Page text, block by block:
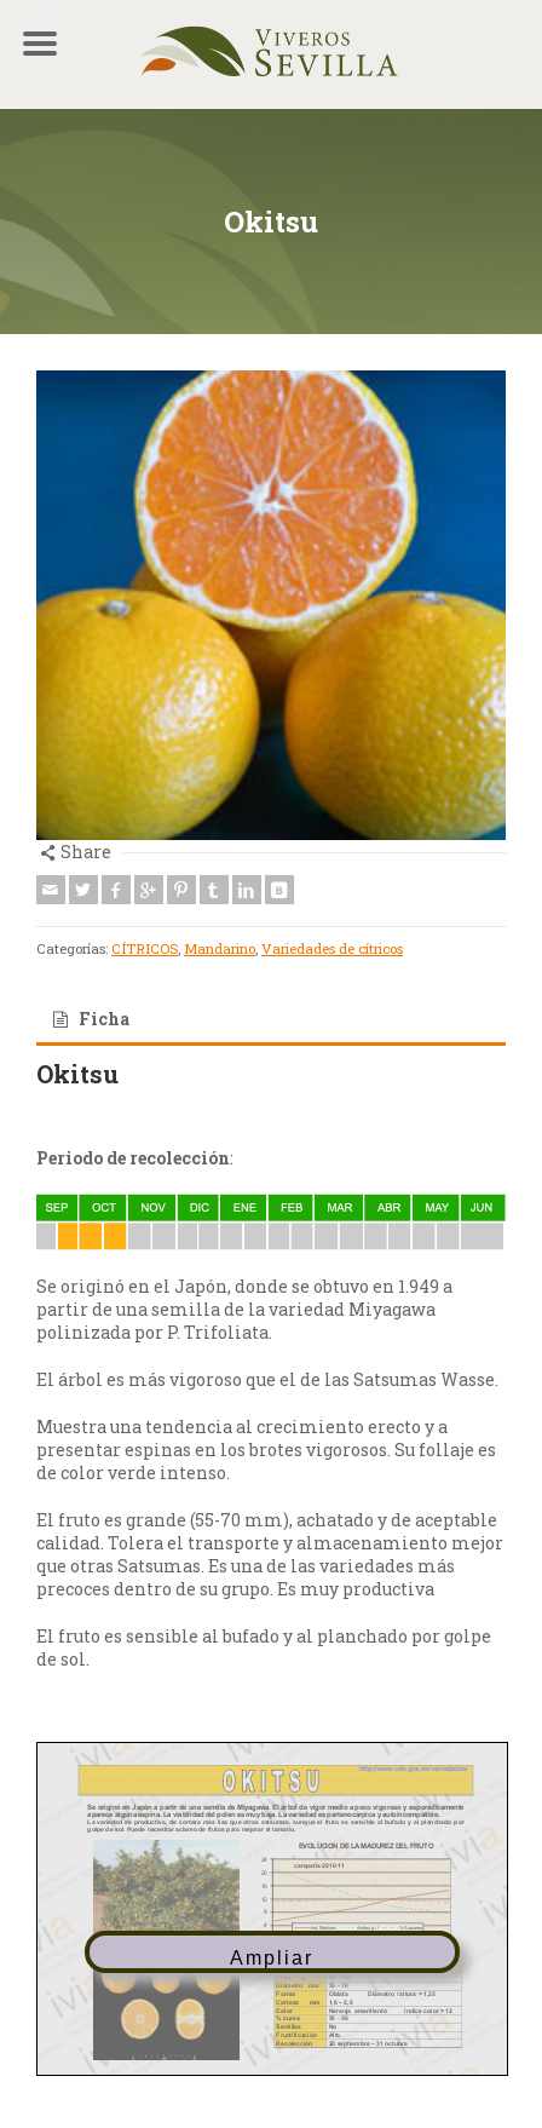
Okitsu
Share
Categorías: CÍTRICOS, Mandarino, Variedades de cítricos
Ficha
Okitsu
Periodo de recolección:
Se originó en el Japón, donde se obtuvo en 1.949 a
partir de una semilla de la variedad Miyagawa
polinizada por P. Trifoliata.
El árbol es más vigoroso que el de las Satsumas Wasse.
Muestra una tendencia al crecimiento erecto y a
presentar espinas en los brotes vigorosos. Su follaje es
de color verde intenso.
El fruto es grande (55-70 mm), achatado y de aceptable
calidad. Tolera el transporte y almacenamiento mejor
que otras Satsumas. Es una de las variedades más
precoces dentro de su grupo. Es muy productiva
El fruto es sensible al bufado y al planchado por golpe
de sol.
Ampliar